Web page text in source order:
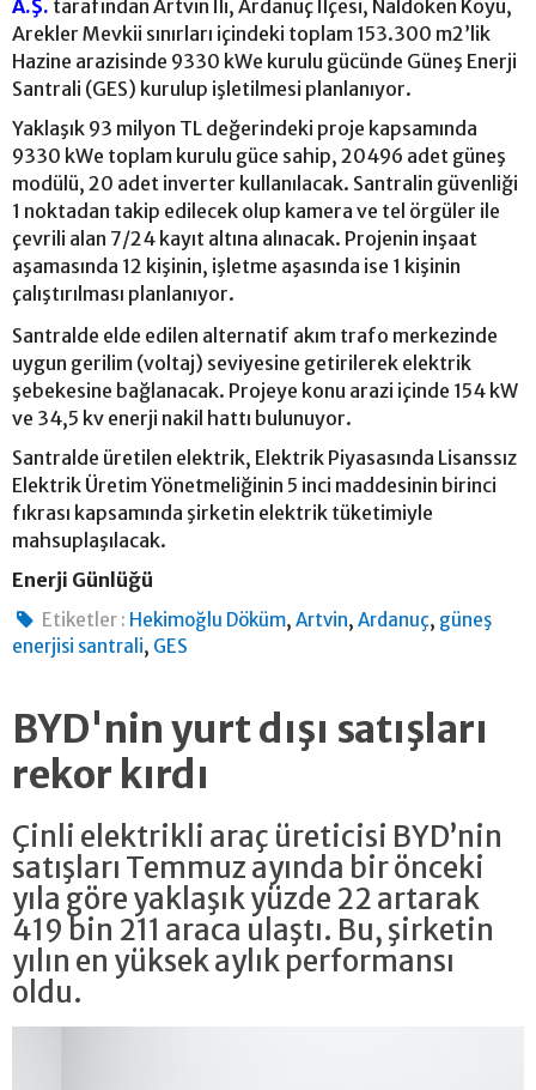
A.Ş. tarafından Artvin İli, Ardanuç İlçesi, Naldöken Köyü,
Arekler Mevkii sınırları içindeki toplam 153.300 m2’lik
Hazine arazisinde 9330 kWe kurulu gücünde Güneş Enerji
Santrali (GES) kurulup işletilmesi planlanıyor.
Yaklaşık 93 milyon TL değerindeki proje kapsamında
9330 kWe toplam kurulu güce sahip, 20496 adet güneş
modülü, 20 adet inverter kullanılacak. Santralin güvenliği
1 noktadan takip edilecek olup kamera ve tel örgüler ile
çevrili alan 7/24 kayıt altına alınacak. Projenin inşaat
aşamasında 12 kişinin, işletme aşasında ise 1 kişinin
çalıştırılması planlanıyor.
Santralde elde edilen alternatif akım trafo merkezinde
uygun gerilim (voltaj) seviyesine getirilerek elektrik
şebekesine bağlanacak. Projeye konu arazi içinde 154 kW
ve 34,5 kv enerji nakil hattı bulunuyor.
Santralde üretilen elektrik, Elektrik Piyasasında Lisanssız
Elektrik Üretim Yönetmeliğinin 5 inci maddesinin birinci
fıkrası kapsamında şirketin elektrik tüketimiyle
mahsuplaşılacak.
Enerji Günlüğü
Etiketler : Hekimoğlu Döküm,Artvin,Ardanuç, güneş
enerjisi santrali, GES
BYD'nin yurt dışı satışları
rekor kırdı
Çinli elektrikli araç üreticisi BYD’nin
satışları Temmuz ayında bir önceki
yıla göre yaklaşık yüzde 22 artarak
419 bin 211 araca ulaştı. Bu, şirketin
yılın en yüksek aylık performansı
oldu.